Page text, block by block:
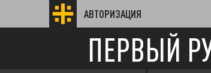
АВТОРИЗАЦИЯ
ПЕРВЫЙ